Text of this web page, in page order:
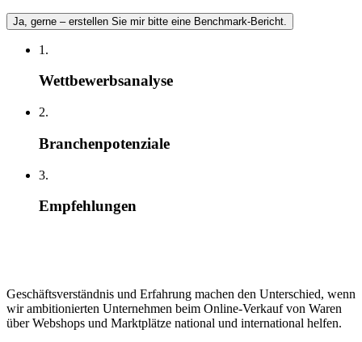
Ja, gerne – erstellen Sie mir bitte eine Benchmark-Bericht.
1.
Wettbewerbsanalyse
2.
Branchenpotenziale
3.
Empfehlungen
Geschäftsverständnis und Erfahrung machen den Unterschied, wenn
wir ambitionierten Unternehmen beim Online-Verkauf von Waren
über Webshops und Marktplätze national und international helfen.